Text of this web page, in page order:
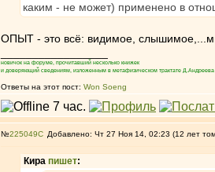
каким - не может) применено в
ОПЫТ - это всё: видимое,
новичок на форуме, прочитавший несколько книжек
и доверяющий сведениям, изложенным в метафизическом трактате
Ответы на этот пост: Won Soeng
№225049 Добавлено: Чт 27 Ноя 14, 02:23 (12 лет
Кира пишет: